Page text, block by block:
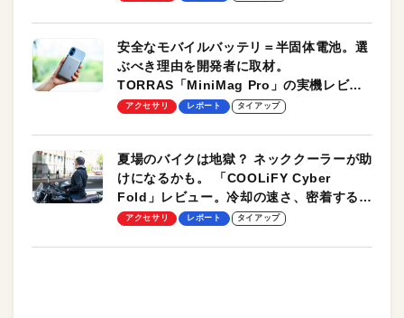
安全なモバイルバッテリ＝半固体電池。選
ぶべき理由を開発者に取材。
TORRAS「MiniMag Pro」の実機レビュ
ーも
アクセサリ レポート タイアップ
夏場のバイクは地獄？ ネッククーラーが助
けになるかも。 「COOLiFY Cyber
Fold」レビュー。冷却の速さ、密着する冷
却プレート、シンプルな操作性がグッド！
アクセサリ レポート タイアップ